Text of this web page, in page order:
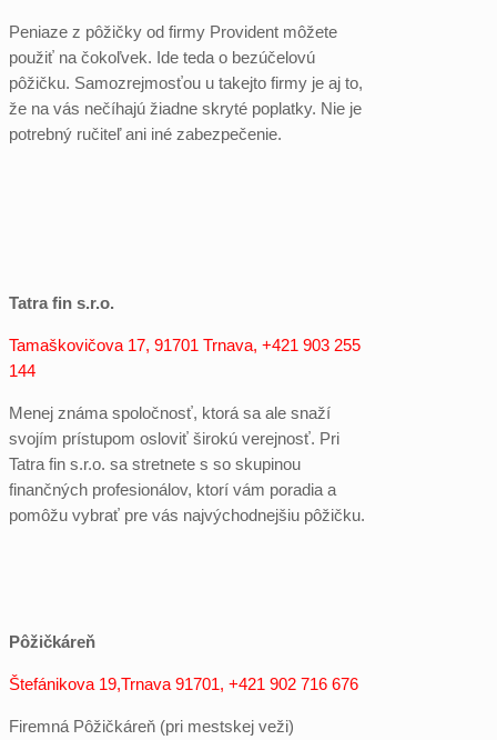
Peniaze z pôžičky od firmy Provident môžete
použiť na čokoľvek. Ide teda o bezúčelovú
pôžičku. Samozrejmosťou u takejto firmy je aj to,
že na vás nečíhajú žiadne skryté poplatky. Nie je
potrebný ručiteľ ani iné zabezpečenie.
Tatra fin s.r.o.
Tamaškovičova 17, 91701 Trnava, +421 903 255
144
Menej známa spoločnosť, ktorá sa ale snaží
svojím prístupom osloviť širokú verejnosť. Pri
Tatra fin s.r.o. sa stretnete s so skupinou
finančných profesionálov, ktorí vám poradia a
pomôžu vybrať pre vás najvýchodnejšiu pôžičku.
Pôžičkáreň
Štefánikova 19,Trnava 91701, +421 902 716 676
Firemná Pôžičkáreň (pri mestskej veži)